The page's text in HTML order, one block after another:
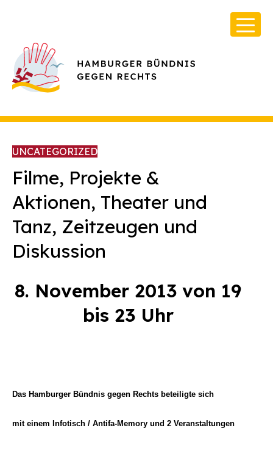
Über Uns
Infos & Broschüren
Archiv
Suchen
nach:
UNCATEGORIZED
Filme, Projekte &
Aktionen, Theater und
Tanz, Zeitzeugen und
Diskussion
8. November 2013 von 19
bis 23 Uhr
Das Hamburger Bündnis gegen Rechts beteiligte sich
mit einem Infotisch / Antifa-Memory und 2 Veranstaltungen